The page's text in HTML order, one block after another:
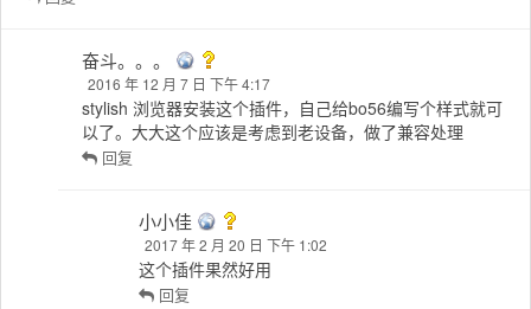
Ne-Yo-S
2016 年 12 月 7 日 下午 2:30
个人意见，感觉代码框的宽度可以大一点，也就是中间
奋斗。。。